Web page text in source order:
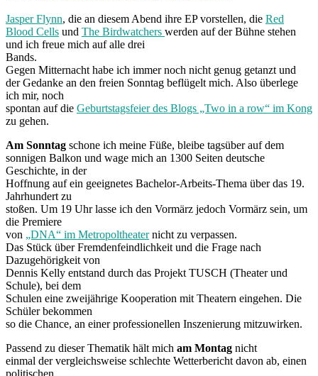
Jasper Flynn, die an diesem Abend ihre EP vorstellen, die Red
Blood Cells und The Birdwatchers werden auf der Bühne stehen
und ich freue mich auf alle drei
Bands.
Gegen Mitternacht habe ich immer noch nicht genug getanzt und
der Gedanke an den freien Sonntag beflügelt mich. Also überlege
ich mir, noch
spontan auf die Geburtstagsfeier des Blogs „Two in a row“ im Kong
zu gehen.
Am Sonntag schone ich meine Füße, bleibe tagsüber auf dem
sonnigen Balkon und wage mich an 1300 Seiten deutsche
Geschichte, in der
Hoffnung auf ein geeignetes Bachelor-Arbeits-Thema über das 19.
Jahrhundert zu
stoßen. Um 19 Uhr lasse ich den Vormärz jedoch Vormärz sein, um
die Premiere
von „DNA“ im Metropoltheaternicht zu verpassen.
Das Stück über Fremdenfeindlichkeit und die Frage nach
Dazugehörigkeit von
Dennis Kelly entstand durch das Projekt TUSCH (Theater und
Schule), bei dem
Schulen eine zweijährige Kooperation mit Theatern eingehen. Die
Schüler bekommen
so die Chance, an einer professionellen Inszenierung mitzuwirken.
Passend zu dieser Thematik hält mich am Montag nicht
einmal der vergleichsweise schlechte Wetterbericht davon ab, einen
politischen